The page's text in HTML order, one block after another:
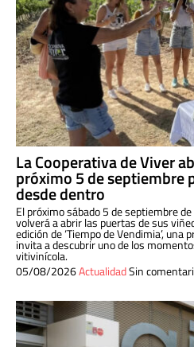
La Cooperativa de Viver
próximo 5 de septiembre
desde dentro
El próximo sábado 5 de septiembre
volverá a abrir las puertas de sus
edición de ‘Tiempo de Vendimia’,
invita a descubrir uno de los
vitivinícola.
05/08/2026ActualidadSin